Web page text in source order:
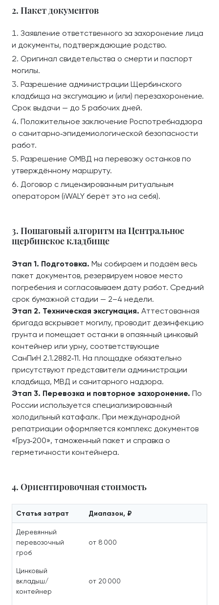
2. Пакет документов
Заявление ответственного за захоронение лица
и документы, подтверждающие родство.
Оригинал свидетельства о смерти и паспорт
могилы.
Разрешение администрации Щербинского
кладбища на эксгумацию и (или) перезахоронение.
Срок выдачи — до 5 рабочих дней.
Положительное заключение Роспотребнадзора
о санитарно‑эпидемиологической безопасности
работ.
Разрешение ОМВД на перевозку останков по
утверждённому маршруту.
Договор с лицензированным ритуальным
оператором (iWALY берёт это на себя).
3. Пошаговый алгоритм на Центральное
щербинское кладбище
Этап 1. Подготовка. Мы собираем и подаём весь
пакет документов, резервируем новое место
погребения и согласовываем дату работ. Средний
срок бумажной стадии — 2–4 недели.
Этап 2. Техническая эксгумация. Аттестованная
бригада вскрывает могилу, проводит дезинфекцию
грунта и помещает останки в опаянный цинковый
контейнер или урну, соответствующие
СанПиН 2.1.2882‑11. На площадке обязательно
присутствуют представители администрации
кладбища, МВД и санитарного надзора.
Этап 3. Перевозка и повторное захоронение. По
России используется специализированный
холодильный катафалк. При международной
репатриации оформляется комплекс документов
«Груз‑200», таможенный пакет и справка о
герметичности контейнера.
4. Ориентировочная стоимость
Статья затрат Диапазон, ₽
Деревянный
перевозочный
гроб
от 8 000
Цинковый
вкладыш/
контейнер
от 20 000